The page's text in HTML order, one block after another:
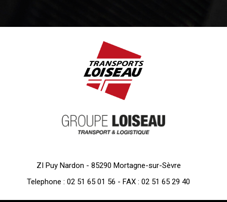
ZI Puy Nardon - 85290 Mortagne-sur-Sèvre
Telephone : 02 51 65 01 56 - FAX : 02 51 65 29 40